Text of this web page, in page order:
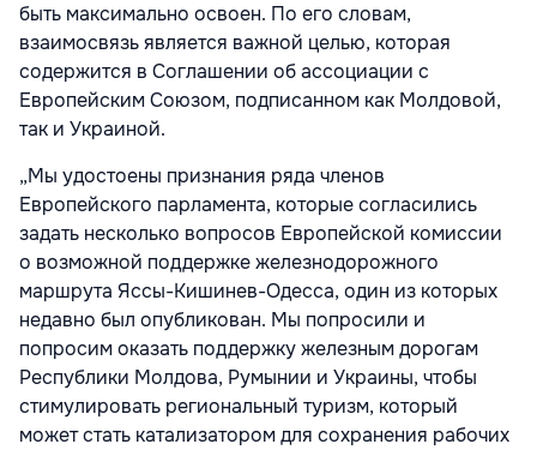
быть максимально освоен. По его словам,
взаимосвязь является важной целью, которая
содержится в Соглашении об ассоциации с
Европейским Союзом, подписанном как Молдовой,
так и Украиной.
„Мы удостоены признания ряда членов
Европейского парламента, которые согласились
задать несколько вопросов Европейской комиссии
о возможной поддержке железнодорожного
маршрута Яссы-Кишинев-Одесса, один из которых
недавно был опубликован. Мы попросили и
попросим оказать поддержку железным дорогам
Республики Молдова, Румынии и Украины, чтобы
стимулировать региональный туризм, который
может стать катализатором для сохранения рабочих